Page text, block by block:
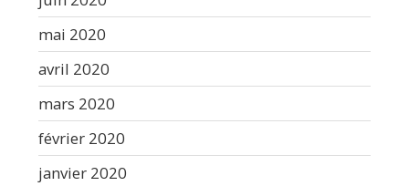
mai 2020
avril 2020
mars 2020
février 2020
janvier 2020